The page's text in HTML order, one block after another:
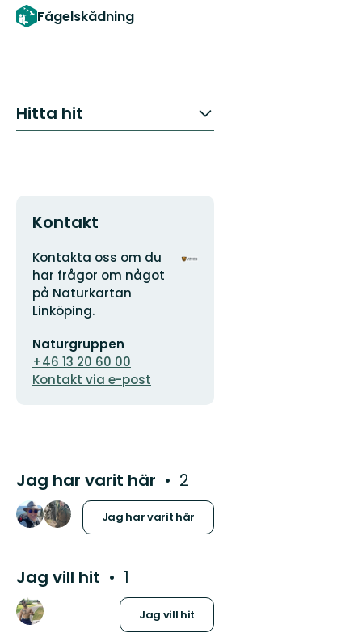
Fågelskådning
Hitta hit
Kontakt
Adress
Kontakta oss om du
har frågor om något
på Naturkartan
Linköping.
postadress
Naturgruppen
+46 13 20 60 00
Kontakt via e-post
Organisationens
Jag har varit här 2
Jag har varit här
Jag vill hit 1
Jag vill hit